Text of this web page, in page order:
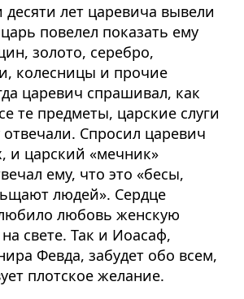
лет царевича вывели
повелел показать ему
золото, серебро,
колесницы и прочие
царевич спрашивал, как
те предметы, царские слуги
Спросил царевич
и царский «мечник»
ему, что это «бесы,
людей». Сердце
любовь женскую
свете. Так и Иоасаф,
Февда, забудет обо всем,
плотское желание.